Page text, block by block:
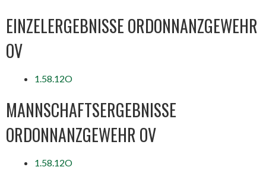
EINZELERGEBNISSE ORDONNANZGEWEHR
OV
1.58.12O
MANNSCHAFTSERGEBNISSE
ORDONNANZGEWEHR OV
1.58.12O